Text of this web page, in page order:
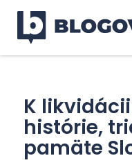
K
histórie,
pamäte